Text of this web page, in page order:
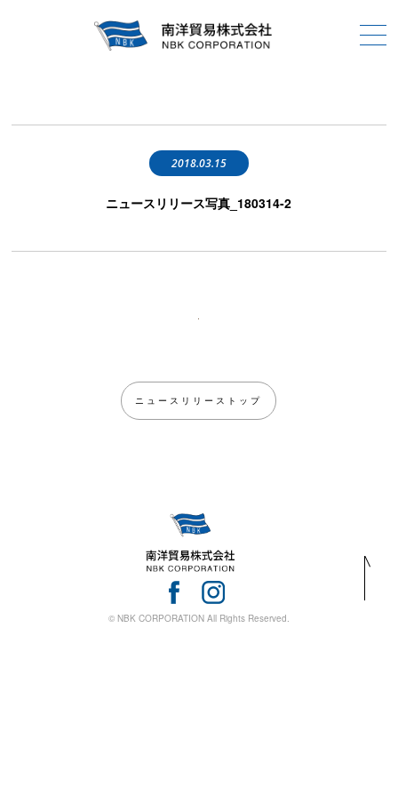
2018.03.15
ニュースリリース写真_180314-2
ニュースリリーストップ
© NBK CORPORATION All Rights Reserved.